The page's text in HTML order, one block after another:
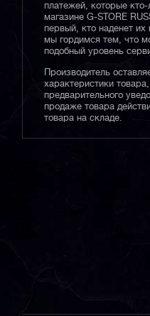
платежей, которые
магазине G-STORE
первый, кто наденет
мы гордимся тем, что
подобный уровень
Производитель
характеристики
предварительного
продаже товара
товара на складе.